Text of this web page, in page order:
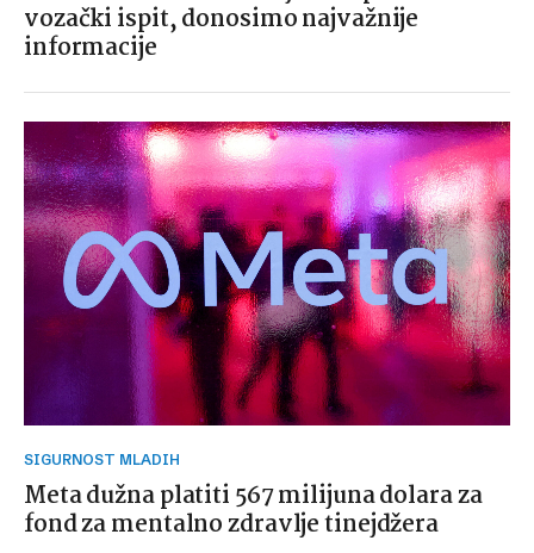
vozački ispit, donosimo najvažnije
informacije
SIGURNOST MLADIH
Meta dužna platiti 567 milijuna dolara za
fond za mentalno zdravlje tinejdžera